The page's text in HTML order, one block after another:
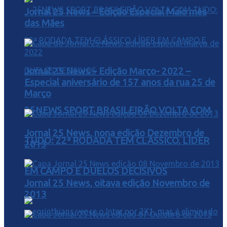
25NEWS SPORT BRASILEIRÃO VOLTA COM
TUDO: 22ª RODADA TEM CLÁSSICO, LÍDER
EM CAMPO E DUELOS DECISIVOS
Jornal 25 News – Edição Especial Maio mês
das Mães
Jornal 25 News – Edição Março- 2022 –
Especial aniversário de 157 anos da rua 25 de
Março
Jornal 25 News, nona edição Dezembro de
2013
Jornal 25 News, oitava edição Novembro de
2013